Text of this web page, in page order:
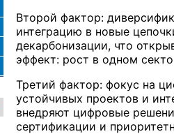
Второй фактор:
интеграцию в новые
декарбонизации, что
эффект: рост в одном
Третий фактор: фокус на
устойчивых проектов и
внедряют цифровые
сертификации и